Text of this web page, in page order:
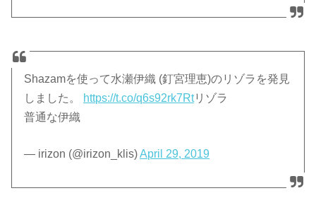
Shazamを使って水瀬伊織 (釘宮理恵)のリゾラを発見
しました。
https://t.co/q6s92rk7Rtリゾラ
普通な伊織
— irizon (@irizon_klis)April 29, 2019